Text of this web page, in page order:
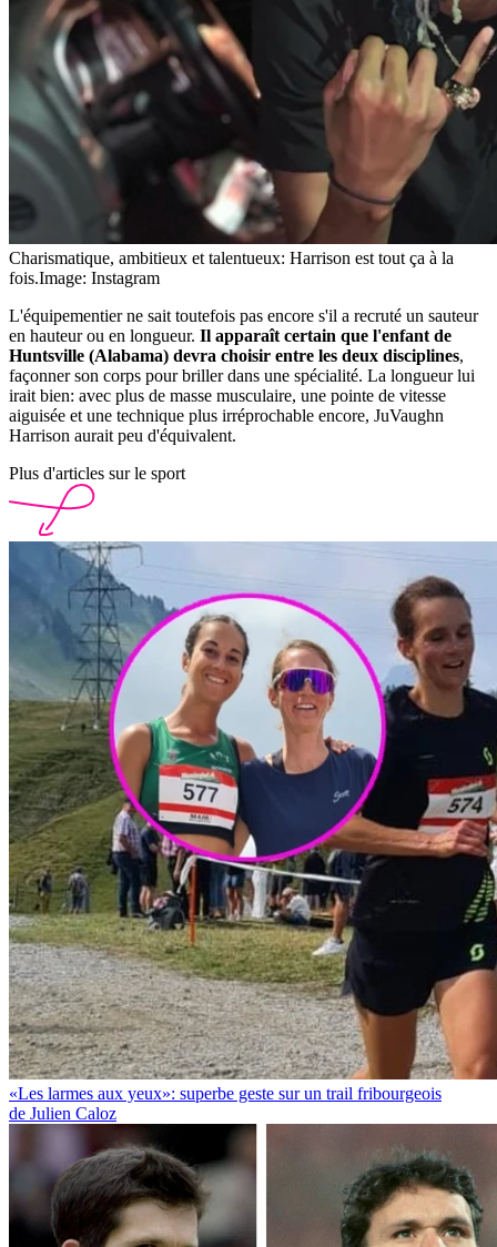
Charismatique, ambitieux et talentueux: Harrison est tout ça à la
fois.Image: Instagram
L'équipementier ne sait toutefois pas encore s'il a recruté un sauteur
en hauteur ou en longueur. Il apparaît certain que l'enfant de
Huntsville (Alabama) devra choisir entre les deux disciplines,
façonner son corps pour briller dans une spécialité. La longueur lui
irait bien: avec plus de masse musculaire, une pointe de vitesse
aiguisée et une technique plus irréprochable encore, JuVaughn
Harrison aurait peu d'équivalent.
Plus d'articles sur le sport
«Les larmes aux yeux»: superbe geste sur un trail fribourgeois
de Julien Caloz